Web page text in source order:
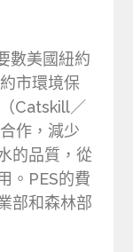
數美國紐約
市環境保
Catskill／
作，減少
的品質，從
。PES的費
部和森林部